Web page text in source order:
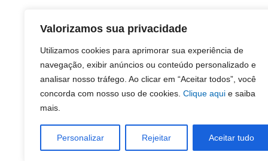
Valorizamos sua privacidade
Utilizamos cookies para aprimorar sua experiência de
navegação, exibir anúncios ou conteúdo personalizado e
analisar nosso tráfego. Ao clicar em “Aceitar todos”, você
concorda com nosso uso de cookies. Clique aqui e saiba
mais.
Personalizar Rejeitar Aceitar tudo